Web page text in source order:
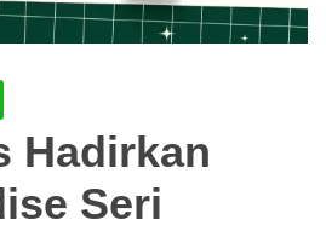
Hadirkan
Seri